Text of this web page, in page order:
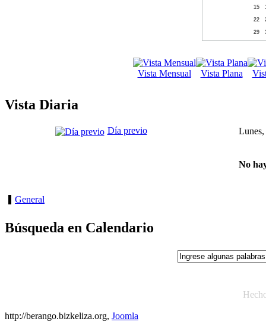
15
22
29
Vista Mensual Vista Plana
Vista Diaria
Día previo Lunes,
No
General
Búsqueda en Calendario
http://berango.bizkeliza.org, Joomla